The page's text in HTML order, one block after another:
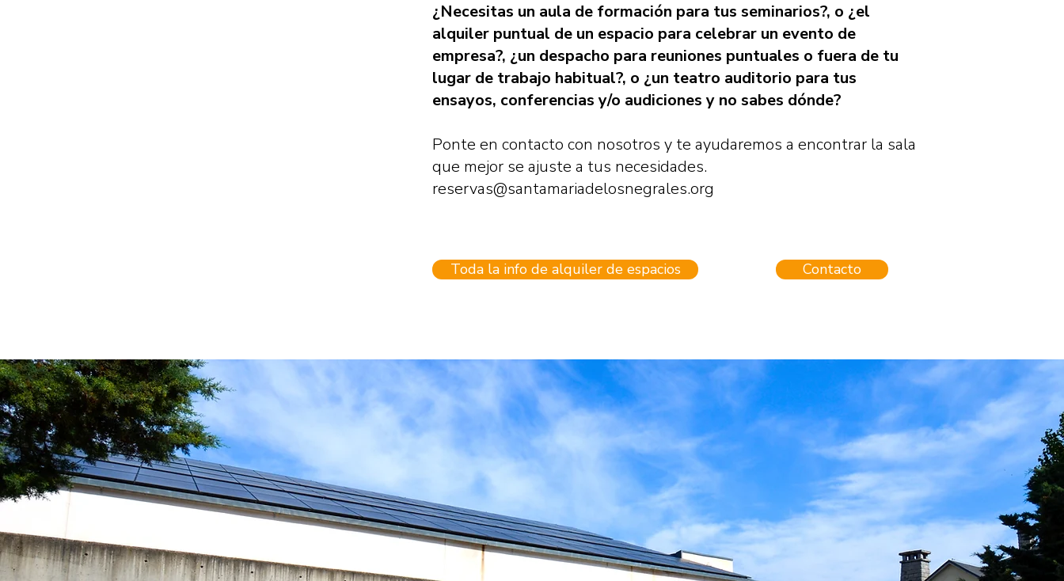
¿Necesitas un aula de formación para tus seminarios?, o ¿el
alquiler puntual de un espacio para celebrar un evento de
empresa?, ¿un despacho para reuniones puntuales o fuera de tu
lugar de trabajo habitual?, o ¿un teatro auditorio para tus
ensayos, conferencias y/o audiciones y no sabes dónde?
Ponte en contacto con nosotros y te ayudaremos a encontrar la sala
que mejor se ajuste a tus necesidades.
reservas@santamariadelosnegrales.org
Toda la info de alquiler de espacios Contacto